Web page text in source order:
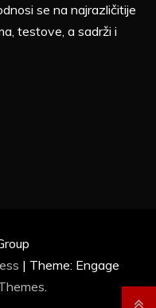
se na najrazličitije
testove, a sadrži i
| Theme: Engage